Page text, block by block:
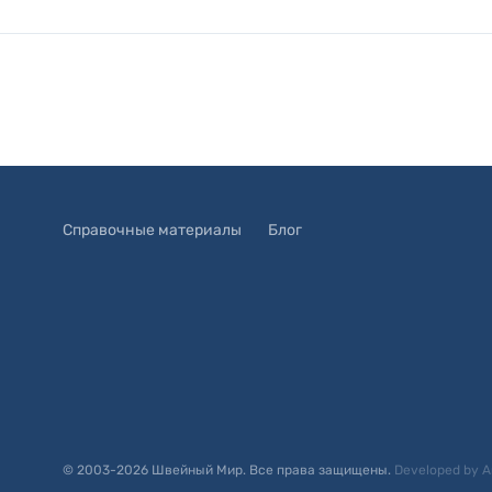
Справочные материалы Блог
© 2003-2026 Швейный Мир. Все права защищены. Developed by